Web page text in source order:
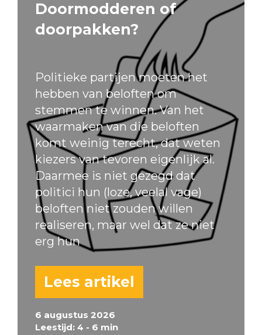
6 augustus 2026
Leestijd: 4 - 6 min
Doormodderen of
doorpakken?
Politieke partijen moeten het
hebben van beloften om
stemmen te winnen. Van het
waarmaken van die beloften
komt weinig terecht, dat weten
kiezers van tevoren eigenlijk al.
Daarmee is niet gezegd dat
politici hun (loze, veelal vage)
beloften niet zouden willen
realiseren, maar wel dat ze niet
erg hun
Lees artikel